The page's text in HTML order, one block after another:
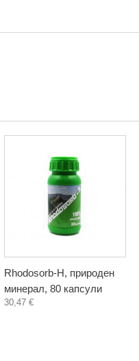
Rhodosorb-H, природен
минерал, 80 капсули
30,47 €